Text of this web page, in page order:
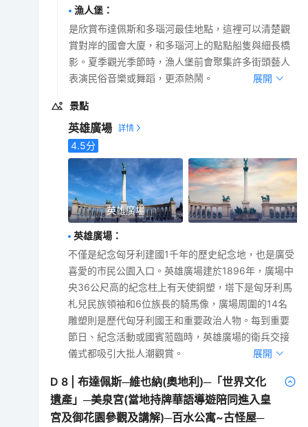
漁人堡 ：
是欣賞布達佩斯和多瑙河最佳地點，這裡可以清楚觀
賞對岸的國會大廈，和多瑙河上的點點船隻與細長橋
影。夏季觀光季節時，漁人堡前會聚集許多街頭藝人
表演民俗音樂或舞蹈，更添熱鬧。
展開
景點
英雄廣場
4.5分
英雄廣場
英雄廣場 ：
不僅是紀念匈牙利建國1千年的歷史紀念地，也是廣受
喜愛的市民公園入口。英雄廣場建於1896年，廣場中
央36公尺高的紀念柱上有天使銅塑，塔下是匈牙利馬
札兒民族領袖和6位族長的騎馬像，廣場周圍的14名
雕塑則是歷代匈牙利國王和重要政治人物。每到重要
節日、紀念活動或國賓蒞臨時，英雄廣場的衛兵交接
儀式都吸引大批人潮觀賞。
展開
D 8 |布達佩斯─維也納(奧地利)─「世界文化
遺產」─美泉宮(當地持牌華語導遊陪同進入皇
宮及御花園參觀及講解)─百水公寓~古怪屋─